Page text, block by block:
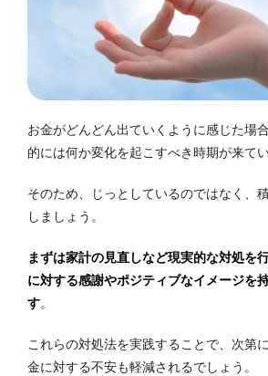
お金がどんどん出ていくように感じた場
的には何か変化を起こすべき時期が来て
そのため、じっとしているのではなく、
しましょう。
まずは家計の見直しなど現実的な対処を
に対する感謝やポジティブなイメージを
す。
これらの対処法を実践することで、次第
金に対する不安も軽減されるでしょう。